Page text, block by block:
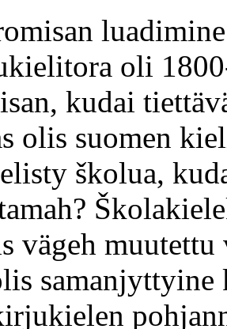
oli
kudai
olis suomen
školua,
vägeh muutettu